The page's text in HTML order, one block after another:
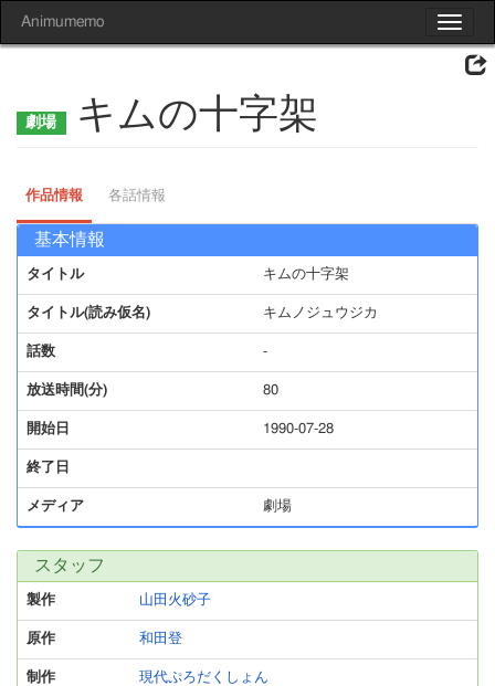
Toggle
Animumemo
キムの十字架
作品情報 各話情報
基本情報
タイトル キムの十字架
タイトル(読み仮名) キムノジュウジカ
話数 -
放送時間(分) 80
開始日 1990-07-28
終了日
メディア 劇場
スタッフ
製作 山田火砂子
原作 和田登
制作 現代ぷろだくしょん